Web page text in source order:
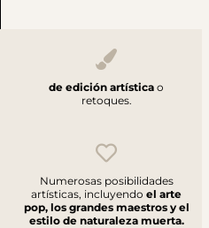
de edición artística o
retoques.
Numerosas posibilidades
artísticas, incluyendo el arte
pop, los grandes maestros y el
estilo de naturaleza muerta.